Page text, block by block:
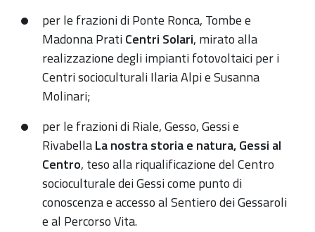
per le frazioni di Ponte Ronca, Tombe e
Madonna PratiCentri Solari, mirato alla
realizzazione degli impianti fotovoltaici per i
Centri socioculturali Ilaria Alpi e Susanna
Molinari;
per le frazioni di Riale, Gesso, Gessi e
RivabellaLa nostra storia e natura, Gessi al
Centro, teso alla riqualificazione del Centro
socioculturale dei Gessi come punto di
conoscenza e accesso al Sentiero dei Gessaroli
e al Percorso Vita.